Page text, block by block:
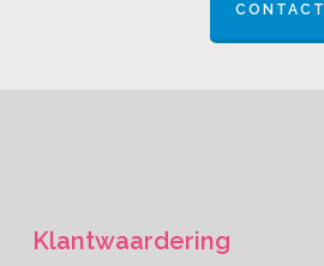
CONTACT
Klantwaardering